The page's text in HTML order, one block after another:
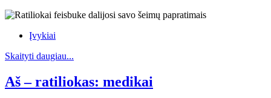
Įvykiai
Skaityti daugiau...
Aš – ratiliokas: medikai